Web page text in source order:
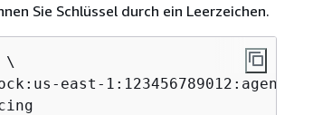
Sie Schlüssel durch ein Leerzeichen.
\
east-1:123456789012:agent/